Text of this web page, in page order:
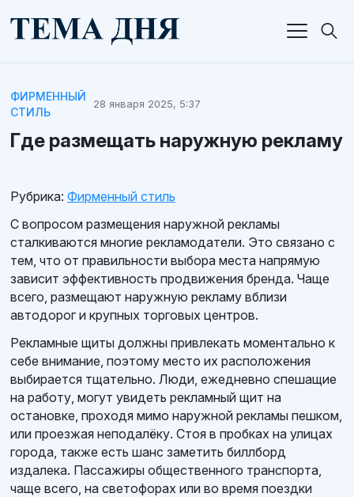
ФИРМЕННЫЙ
СТИЛЬ
28 января 2025, 5:37
Где размещать наружную рекламу
Рубрика: Фирменный стиль
С вопросом размещения наружной рекламы
сталкиваются многие рекламодатели. Это связано с
тем, что от правильности выбора места напрямую
зависит эффективность продвижения бренда. Чаще
всего, размещают наружную рекламу вблизи
автодорог и крупных торговых центров.
Рекламные щиты должны привлекать моментально к
себе внимание, поэтому место их расположения
выбирается тщательно. Люди, ежедневно спешащие
на работу, могут увидеть рекламный щит на
остановке, проходя мимо наружной рекламы пешком,
или проезжая неподалёку. Стоя в пробках на улицах
города, также есть шанс заметить биллборд
издалека. Пассажиры общественного транспорта,
чаще всего, на светофорах или во время поездки